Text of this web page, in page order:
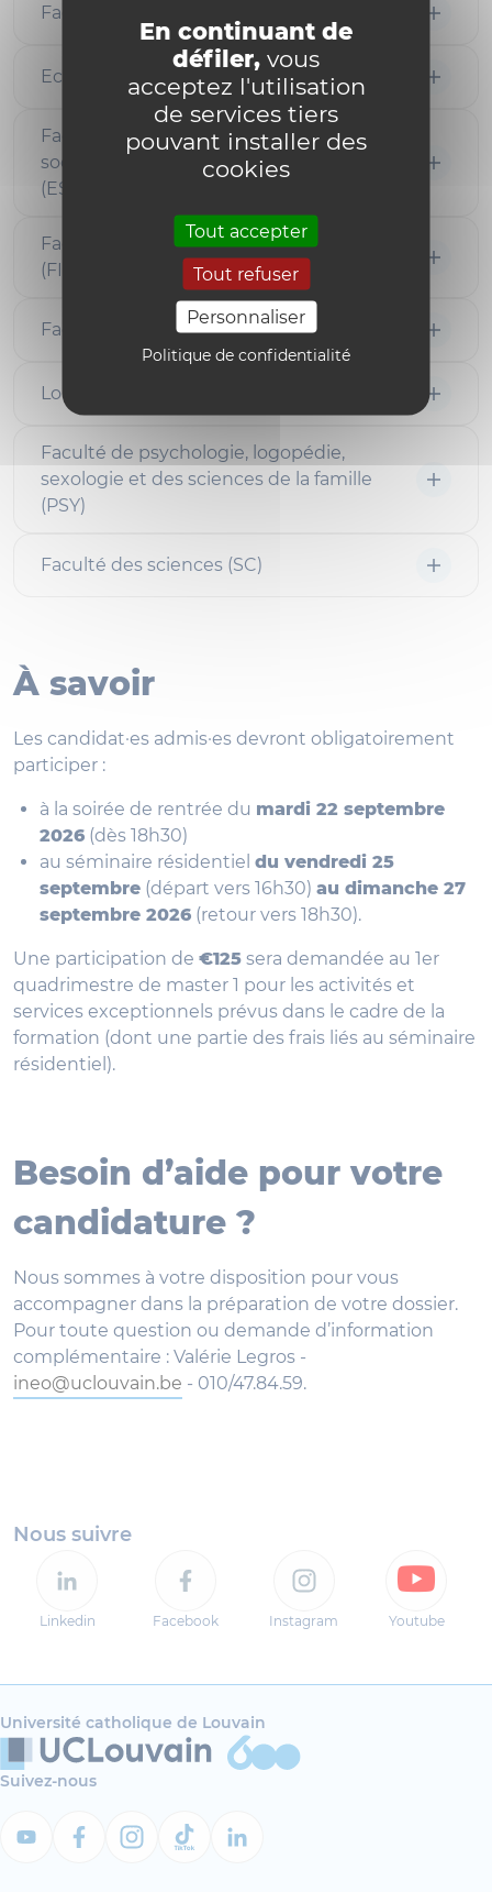
En continuant de
défiler, vous
acceptez l'utilisation
de services tiers
pouvant installer des
cookies
Tout accepter
Tout refuser
Personnaliser
Politique de confidentialité
Faculté de droit et de criminologie (DRT)
Ecole Polytechnique de Louvain (EPL)
Faculté des sciences économiques,
sociales, politiques et de communication
(ESPO)
Faculté de philosophie, arts et lettres
(FIAL)
Faculté des sciences de la motricité (FSM)
Louvain School of Management (LSM)
Faculté de psychologie, logopédie,
sexologie et des sciences de la famille
(PSY)
Faculté des sciences (SC)
À savoir
Les candidat·es admis·es devront obligatoirement
participer :
à la soirée de rentrée du mardi 22 septembre
2026 (dès 18h30)
au séminaire résidentiel du vendredi 25
septembre (départ vers 16h30) au dimanche 27
septembre 2026 (retour vers 18h30).
Une participation de €125 sera demandée au 1er
quadrimestre de master 1 pour les activités et
services exceptionnels prévus dans le cadre de la
formation (dont une partie des frais liés au séminaire
résidentiel).
Besoin d’aide pour votre
candidature ?
Nous sommes à votre disposition pour vous
accompagner dans la préparation de votre dossier.
Pour toute question ou demande d’information
complémentaire : Valérie Legros -
ineo@uclouvain.be - 010/47.84.59.
Nous suivre
Linkedin Facebook Instagram Youtube
Université catholique de Louvain
Suivez-nous